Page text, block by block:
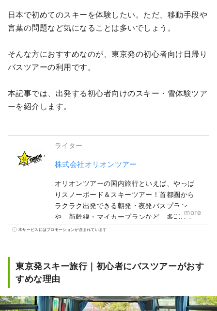
日本で初めてのスキーを体験したい。ただ、移動手段や
言葉の問題など気になることは多いでしょう。
そんな方におすすめなのが、東京発の初心者向け日帰り
バスツアーの利用です。
本記事では、出発する初心者向けのスキー・雪体験ツア
ーを紹介します。
ライター
株式会社オリオンツアー
オリオンツアーの国内旅行といえば、やっぱ
りスノーボード＆スキーツアー！首都圏から
ラクラク出発できる朝発・夜発バスプラン
や、新幹線・マイカープランなど、多彩なア
クセス方法をご用意。リフト券付きのお得な
で安心してゲレンデを満喫できます。
more
本サービスにはプロモーションが含まれています
東京発スキー旅行｜初心者にバスツアーがおす
すめな理由